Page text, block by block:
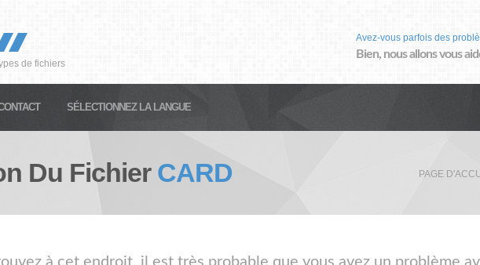
de fichiers
Avez-vous parfois des
Bien, nous allons vous
SÉLECTIONNEZ LA LANGUE
Du Fichier CARD PAGE
à cet endroit, il est très probable que vous avez un problème